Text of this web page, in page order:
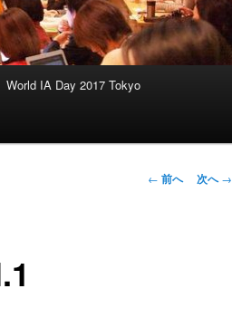
World IA Day 2017 Tokyo
投稿ナビゲー
← 前へ 次へ→